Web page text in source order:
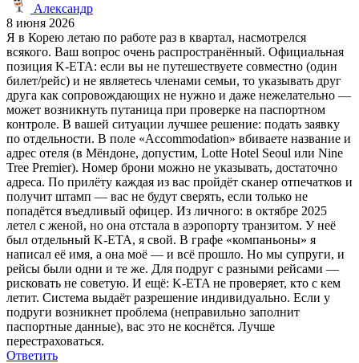
Александр
8 июня 2026
Я в Корею летаю по работе раз в квартал, насмотрелся
всякого. Ваш вопрос очень распространённый. Официальная
позиция K-ETA: если вы не путешествуете совместно (один
билет/рейс) и не являетесь членами семьи, то указывать друг
друга как сопровождающих не нужно и даже нежелательно —
может возникнуть путаница при проверке на паспортном
контроле. В вашей ситуации лучшее решение: подать заявку
по отдельности. В поле «Accommodation» вбиваете название и
адрес отеля (в Мёндоне, допустим, Lotte Hotel Seoul или Nine
Tree Premier). Номер брони можно не указывать, достаточно
адреса. По прилёту каждая из вас пройдёт сканер отпечатков и
получит штамп — вас не будут сверять, если только не
попадётся въедливый офицер. Из личного: в октябре 2025
летел с женой, но она отстала в аэропорту транзитом. У неё
был отдельный K-ETA, я свой. В графе «компаньоны» я
написал её имя, а она моё — и всё прошло. Но мы супруги, и
рейсы были одни и те же. Для подруг с разными рейсами —
рисковать не советую. И ещё: K-ETA не проверяет, кто с кем
летит. Система выдаёт разрешение индивидуально. Если у
подруги возникнет проблема (неправильно заполнит
паспортные данные), вас это не коснётся. Лучше
перестраховаться.
Ответить